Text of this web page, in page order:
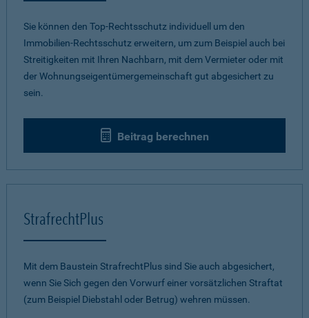
Sie können den Top-Rechtsschutz individuell um den
Immobilien-Rechtsschutz erweitern, um zum Beispiel auch bei
Streitigkeiten mit Ihren Nachbarn, mit dem Vermieter oder mit
der Wohnungseigentümergemeinschaft gut abgesichert zu
sein.
Beitrag berechnen
StrafrechtPlus
Mit dem Baustein StrafrechtPlus sind Sie auch abgesichert,
wenn Sie Sich gegen den Vorwurf einer vorsätzlichen Straftat
(zum Beispiel Diebstahl oder Betrug) wehren müssen.